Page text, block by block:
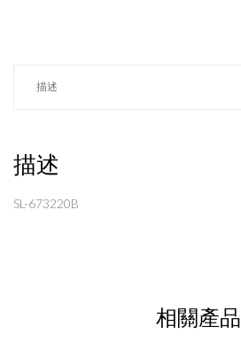
描述
描述
SL-673220B
相關產品